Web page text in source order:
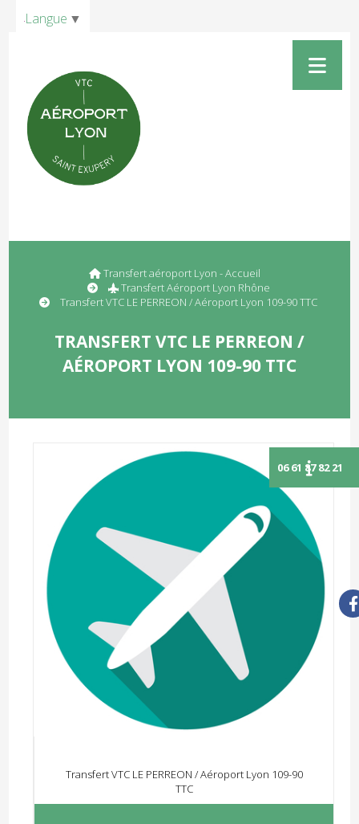
Transfert aéroport Lyon - Accueil
Transfert Aéroport Lyon Rhône
Transfert VTC LE PERREON / Aéroport Lyon 109-90 TTC
TRANSFERT VTC LE PERREON /
AÉROPORT LYON 109-90 TTC
Transfert VTC LE PERREON / Aéroport Lyon 109-90
TTC
Langue ▼